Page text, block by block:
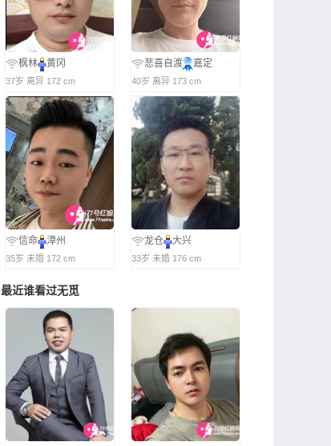
枫林 黄冈
37岁 离异 172 cm
悲喜自渡 嘉定
40岁 离异 173 cm
信命 漳州
35岁 未婚 172 cm
龙仓 大兴
33岁 未婚 176 cm
最近谁看过无觅